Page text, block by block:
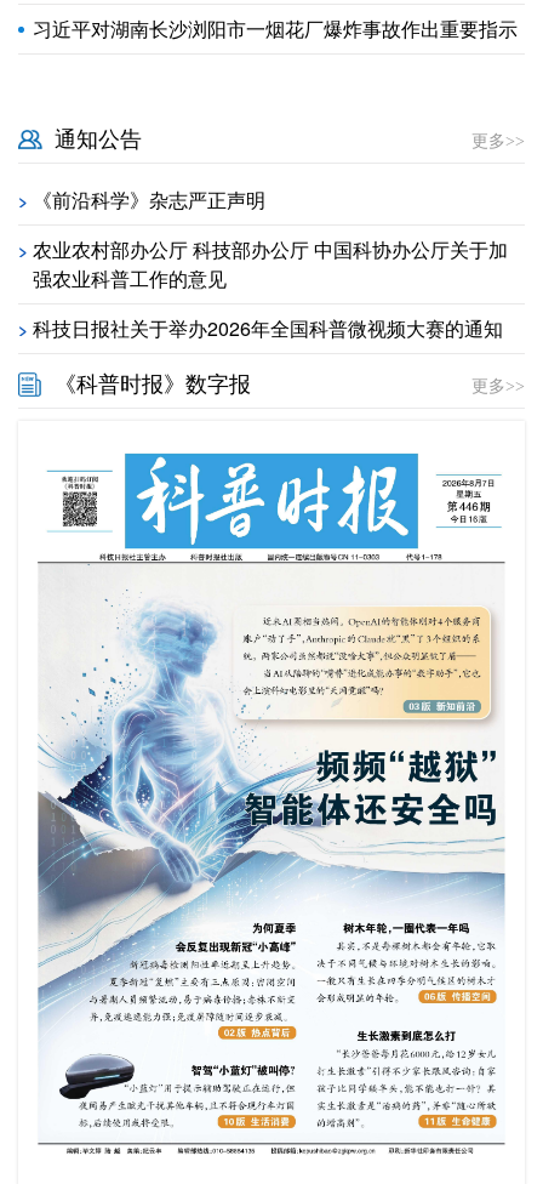
习近平对湖南长沙浏阳市一烟花厂爆炸事故作出重要指示
通知公告 更多>>
> 《前沿科学》杂志严正声明
> 农业农村部办公厅 科技部办公厅 中国科协办公厅关于加
强农业科普工作的意见
> 科技日报社关于举办2026年全国科普微视频大赛的通知
《科普时报》数字报 更多>>